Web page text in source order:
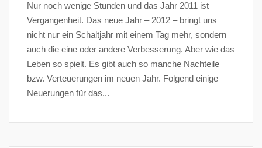
Nur noch wenige Stunden und das Jahr 2011 ist
Vergangenheit. Das neue Jahr – 2012 – bringt uns
nicht nur ein Schaltjahr mit einem Tag mehr, sondern
auch die eine oder andere Verbesserung. Aber wie das
Leben so spielt. Es gibt auch so manche Nachteile
bzw. Verteuerungen im neuen Jahr. Folgend einige
Neuerungen für das...